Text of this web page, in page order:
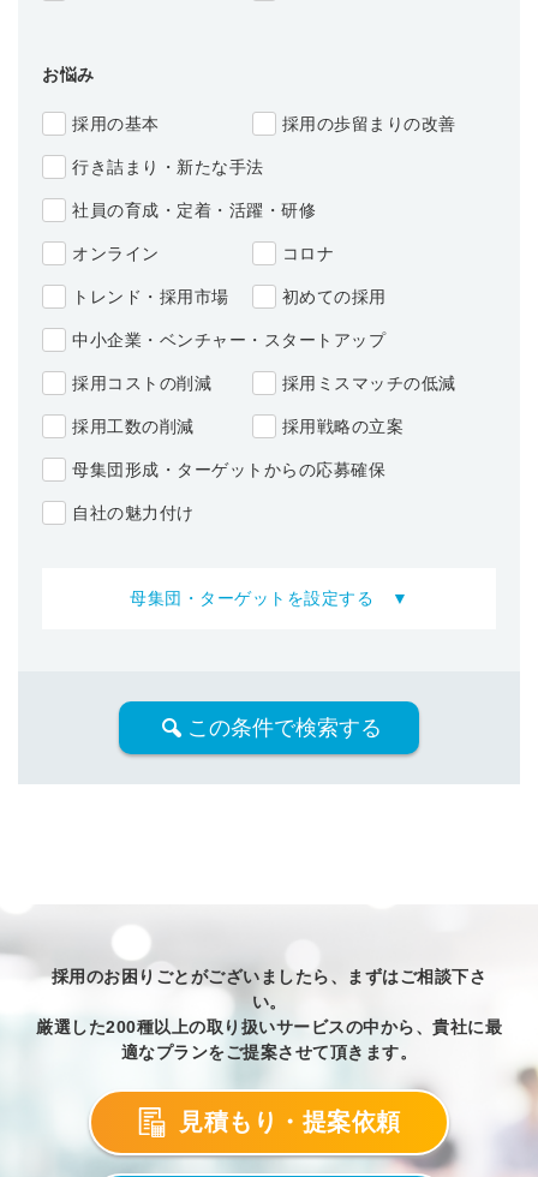
お悩み
採用の基本 採用の歩留まりの改善
行き詰まり・新たな手法
社員の育成・定着・活躍・研修
オンライン コロナ
トレンド・採用市場 初めての採用
中小企業・ベンチャー・スタートアップ
採用コストの削減 採用ミスマッチの低減
採用工数の削減 採用戦略の立案
母集団形成・ターゲットからの応募確保
自社の魅力付け
母集団・ターゲットを設定する ▼
この条件で検索する
採用のお困りごとがございましたら、まずはご相談下さ
い。
厳選した200種以上の取り扱いサービスの中から、貴社に最
適なプランをご提案させて頂きます。
見積もり・提案依頼
をご利用する
要です。
する
取り組みなどを取材したインタ
採用にまつわる独自の調査レポ
ートが届く
メールアドレス
登録する
他サービスIDで登録